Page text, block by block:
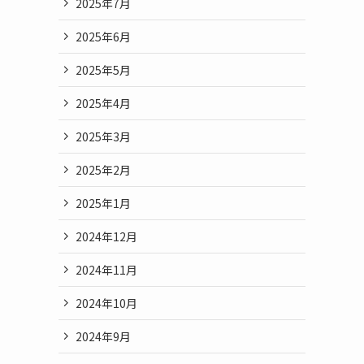
2025年6月
2025年5月
2025年4月
2025年3月
2025年2月
2025年1月
2024年12月
2024年11月
2024年10月
2024年9月